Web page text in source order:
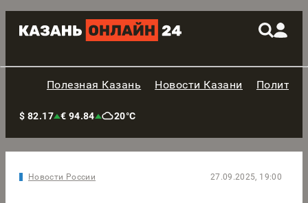
Полезная Казань Новости Казани
$ 82.17 € 94.84 20°C
Новости России 27.09.2025, 19:00